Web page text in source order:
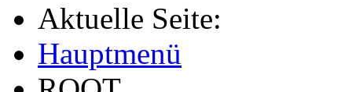
Aktuelle Seite:
Hauptmenü